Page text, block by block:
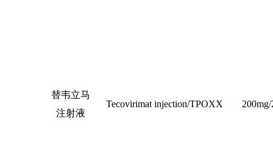
替韦立马
注射液
Tecovirimat injection/TPOXX